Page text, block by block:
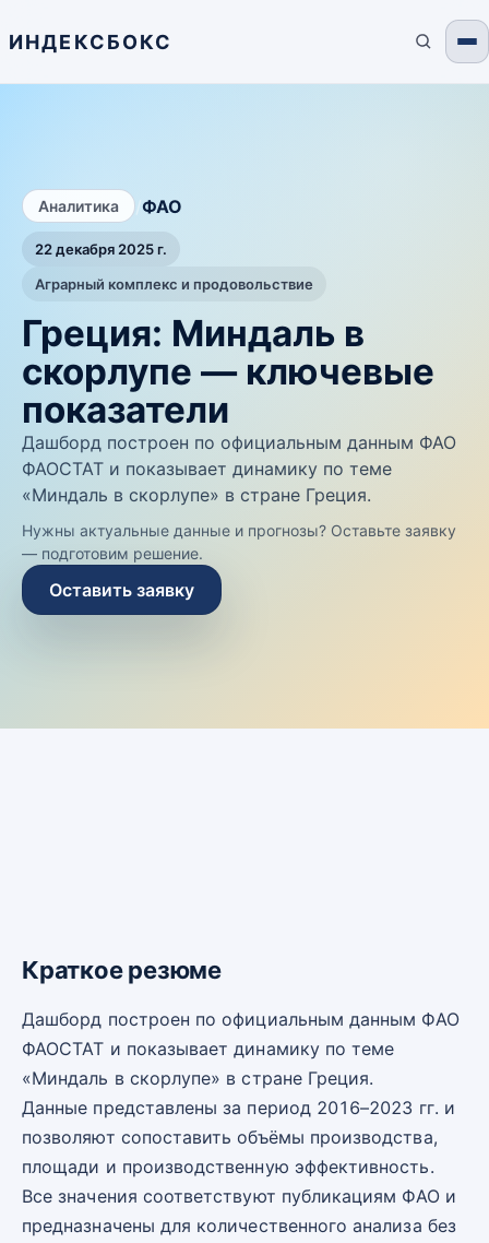
ИНДЕКСБОКС
Аналитика ФАО
22 декабря 2025 г.
Аграрный комплекс и продовольствие
Греция: Миндаль в
скорлупе — ключевые
показатели
Дашборд построен по официальным данным ФАО
ФАОСТАТ и показывает динамику по теме
«Миндаль в скорлупе» в стране Греция.
Нужны актуальные данные и прогнозы? Оставьте заявку
— подготовим решение.
Оставить заявку
Краткое резюме
Дашборд построен по официальным данным ФАО
ФАОСТАТ и показывает динамику по теме
«Миндаль в скорлупе» в стране Греция.
Данные представлены за период 2016–2023 гг. и
позволяют сопоставить объёмы производства,
площади и производственную эффективность.
Все значения соответствуют публикациям ФАО и
предназначены для количественного анализа без